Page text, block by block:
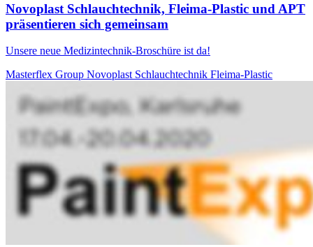
Novoplast Schlauchtechnik, Fleima-Plastic und APT
präsentieren sich gemeinsam
Unsere neue Medizintechnik-Broschüre ist da!
Masterflex Group Novoplast Schlauchtechnik Fleima-Plastic